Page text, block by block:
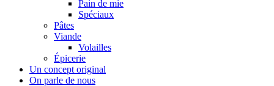
Pain de mie
Spéciaux
Pâtes
Viande
Volailles
Épicerie
Un concept original
On parle de nous